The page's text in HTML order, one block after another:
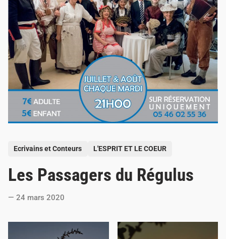
Ecrivains et Conteurs L'ESPRIT ET LE COEUR
Les Passagers du Régulus
24 mars 2020